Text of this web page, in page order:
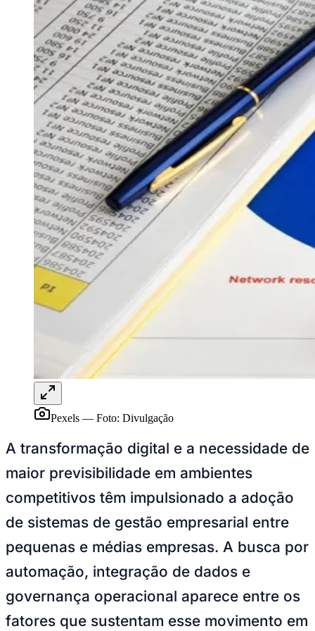
Vitória
Pexels
A transformação digital e a necessidade de
maior previsibilidade em ambientes
competitivos têm impulsionado a adoção
de sistemas de gestão empresarial entre
pequenas e médias empresas. A busca por
automação, integração de dados e
governança operacional aparece entre os
fatores que sustentam esse movimento em
2026.